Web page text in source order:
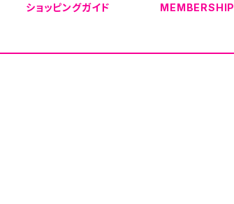
ショッピングガイド MEMBERSHIP